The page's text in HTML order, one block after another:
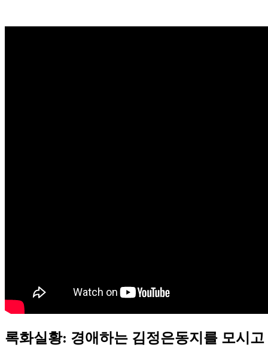
록화실황: 경애하는 김정은동지를 모시